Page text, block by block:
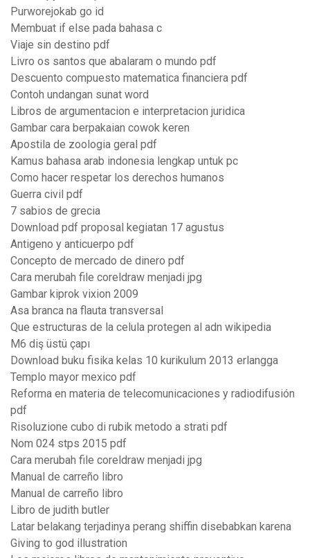
Purworejokab go id
Membuat if else pada bahasa c
Viaje sin destino pdf
Livro os santos que abalaram o mundo pdf
Descuento compuesto matematica financiera pdf
Contoh undangan sunat word
Libros de argumentacion e interpretacion juridica
Gambar cara berpakaian cowok keren
Apostila de zoologia geral pdf
Kamus bahasa arab indonesia lengkap untuk pc
Como hacer respetar los derechos humanos
Guerra civil pdf
7 sabios de grecia
Download pdf proposal kegiatan 17 agustus
Antigeno y anticuerpo pdf
Concepto de mercado de dinero pdf
Cara merubah file coreldraw menjadi jpg
Gambar kiprok vixion 2009
Asa branca na flauta transversal
Que estructuras de la celula protegen al adn wikipedia
M6 diş üstü çapı
Download buku fisika kelas 10 kurikulum 2013 erlangga
Templo mayor mexico pdf
Reforma en materia de telecomunicaciones y radiodifusión
pdf
Risoluzione cubo di rubik metodo a strati pdf
Nom 024 stps 2015 pdf
Cara merubah file coreldraw menjadi jpg
Manual de carreño libro
Manual de carreño libro
Libro de judith butler
Latar belakang terjadinya perang shiffin disebabkan karena
Giving to god illustration